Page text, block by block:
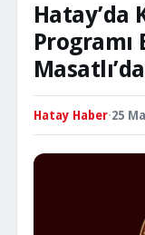
Hatay’da
Programı
Hatay Haber·25